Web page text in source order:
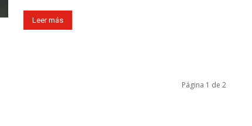
Leer más
Página 1 de 2